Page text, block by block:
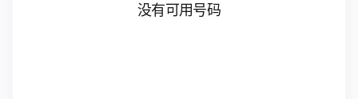
没有可用号码